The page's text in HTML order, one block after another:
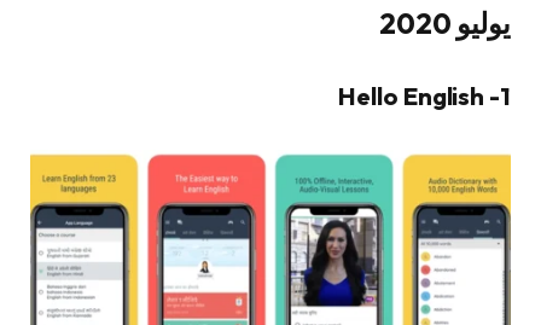
يوليو 2020
1- Hello English